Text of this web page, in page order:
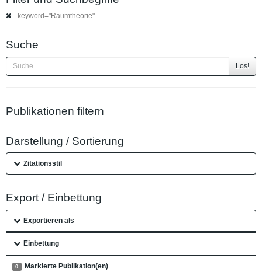
keyword="Raumtheorie"
Suche
Los!
Publikationen filtern
Darstellung / Sortierung
Zitationsstil
Export / Einbettung
Exportieren als
Einbettung
0 Markierte Publikation(en)